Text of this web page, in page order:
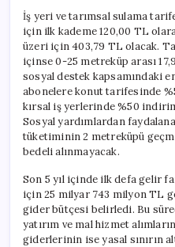
İş yeri ve tarımsal sulama
için ilk kademe 120,00 TL
üzeri için 403,79 TL olacak.
içinse 0-25 metreküp arası
sosyal destek kapsamındaki
abonelere konut tarifesinde
kırsal iş yerlerinde %50
Sosyal yardımlardan
tüketiminin 2 metreküpü
bedeli alınmayacak.
Son 5 yıl içinde ilk defa gelir
için 25 milyar 743 milyon TL
gider bütçesi belirledi. Bu
yatırım ve mal hizmet
giderlerinin ise yasal sınırın